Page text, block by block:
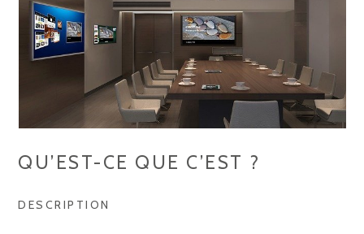
QU’EST-CE QUE C’EST ?
DESCRIPTION